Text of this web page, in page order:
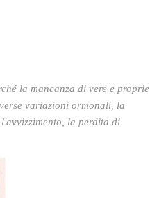
la mancanza di vere e proprie
variazioni ormonali, la
la perdita di